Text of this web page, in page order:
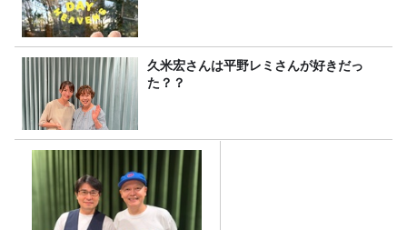
久米宏さんは平野レミさんが好きだっ
た？？